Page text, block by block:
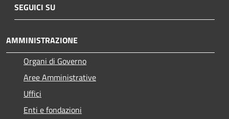
SEGUICI SU
AMMINISTRAZIONE
Organi di Governo
Aree Amministrative
Uffici
Enti e fondazioni